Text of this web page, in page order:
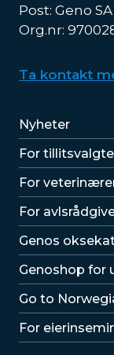
Post: Geno
Org.nr:
Ta kontakt
Lenker
Nyheter
For tillitsvalgte
For
For
Lenker
Genos
Genoshop for
Go to
For